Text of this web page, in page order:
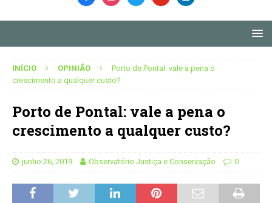
INÍCIO OPINIÃO
Porto de Pontal: vale a pena o
crescimento a qualquer custo?
Porto de Pontal: vale a pena o
crescimento a qualquer custo?
junho 26, 2019 Observatório Justiça e Conservação 0